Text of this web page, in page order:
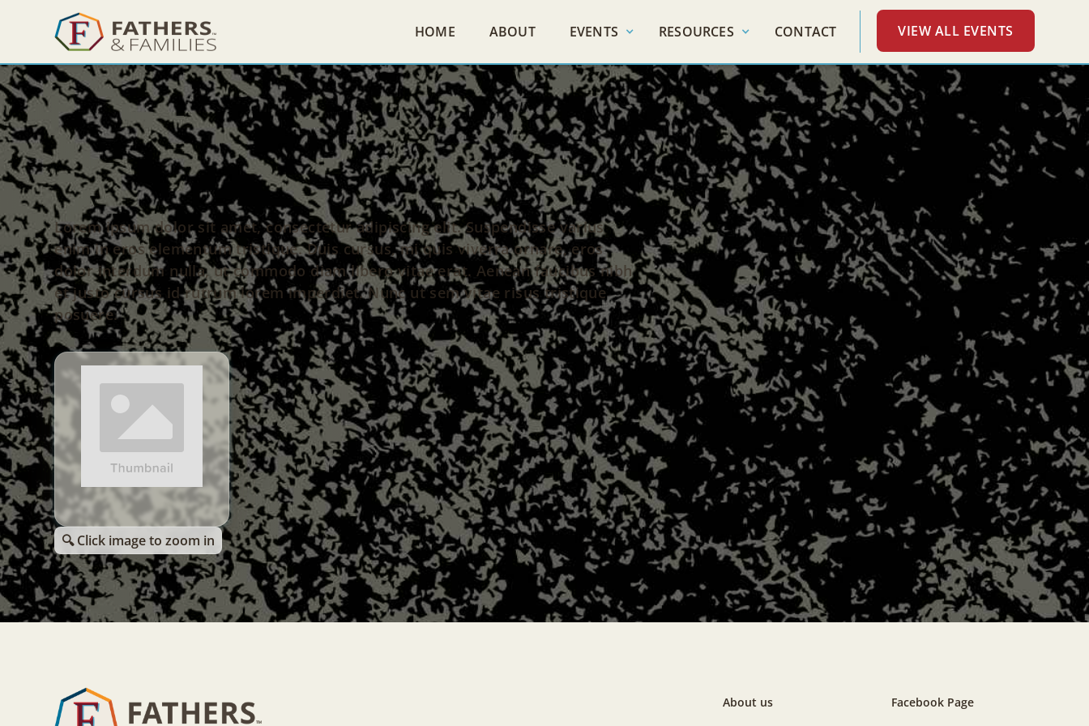
HOME ABOUT EVENTS RESOURCES CONTACT VIEW ALL EVENTS
Lorem ipsum dolor sit amet, consectetur adipiscing elit. Suspendisse varius
enim in eros elementum tristique. Duis cursus, mi quis viverra ornare, eros
dolor interdum nulla, ut commodo diam libero vitae erat. Aenean faucibus nibh
et justo cursus id rutrum lorem imperdiet. Nunc ut sem vitae risus tristique
posuere.
🔍 Click image to zoom in
About us
Facebook Page